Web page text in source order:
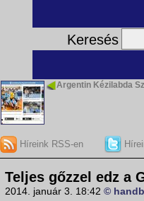
Keresés
Argentin Kézilabda
Híreink RSS-en
Teljes gőzzel edz a
2014. január 3. 18:42 ©